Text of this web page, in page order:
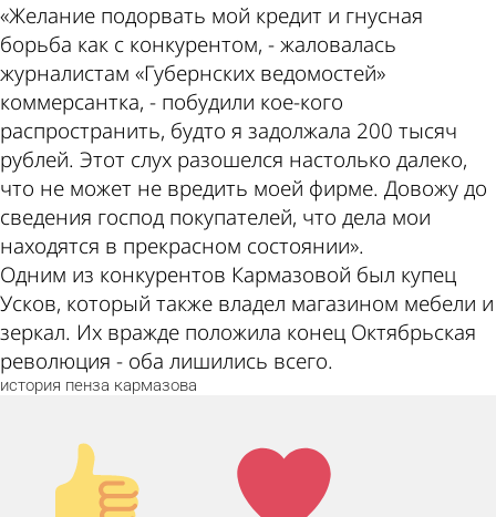
«Желание подорвать мой кредит и гнусная
борьба как с конкурентом, - жаловалась
журналистам «Губернских ведомостей»
коммерсантка, - побудили кое-кого
распространить, будто я задолжала 200 тысяч
рублей. Этот слух разошелся настолько далеко,
что не может не вредить моей фирме. Довожу до
сведения господ покупателей, что дела мои
находятся в прекрасном состоянии».
Одним из конкурентов Кармазовой был купец
Усков, который также владел магазином мебели и
зеркал. Их вражде положила конец Октябрьская
революция - оба лишились всего.
история пенза кармазова
Палец
вверх!
Лайк!